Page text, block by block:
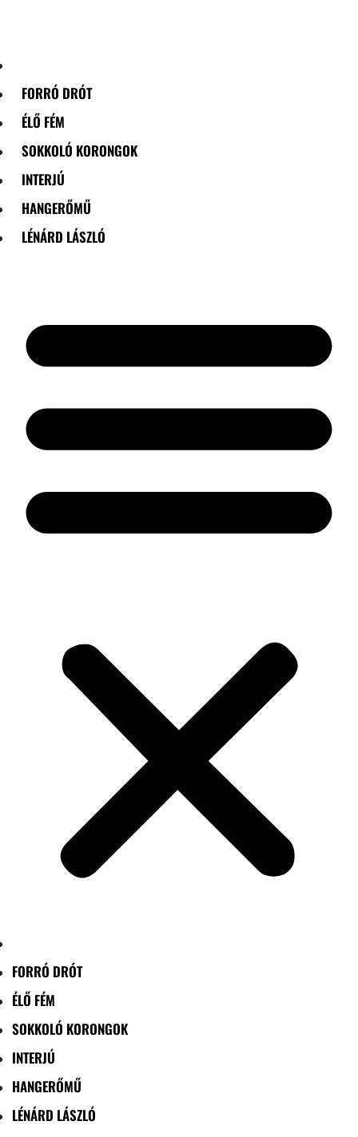
FORRÓ DRÓT
ÉLŐ FÉM
SOKKOLÓ KORONGOK
INTERJÚ
HANGERŐMŰ
LÉNÁRD LÁSZLÓ
FORRÓ DRÓT
ÉLŐ FÉM
SOKKOLÓ KORONGOK
INTERJÚ
HANGERŐMŰ
LÉNÁRD LÁSZLÓ